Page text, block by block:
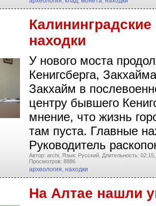
находки
У нового моста
Кенигсберга,
Закхайм в
центру бывшего
мнение, что жизнь
там пуста. Главные
Руководитель
Автор: archi, Язык: Русский, Длительность: 02:15,
Просмотров: 8886
археология, находки
На Алтае нашли